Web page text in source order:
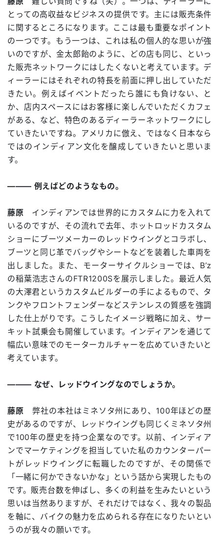
とっての高収益なビジネスの提供です。主には販売条件
に関するところになります。ここは最も重要なポイント
の一つです。もう一つは、これは私の個人的な思いが強
いのですが、金太郎飴のように、どの店も同じ、といっ
た販売ネットワークにはしたくないと考えています。デ
ィーラーにはそれぞれの特長を前面に押し出していただ
きたい。例えばイベントだったら誰にも負けない、と
か、店内スペースにはお客様に楽しんでいただくカフェ
がある、など、特色のあるディーラーネットワークにし
ていきたいですね。アメリカに倣え、ではなく日本なら
ではのインディアン文化を醸成していきたいと思いま
す。
――― 例えばどのようなもの。
藤原 インディアンでは世界的にカスタムに力を入れて
いるのですが、その流れで去年、ホットロッドカスタム
ショーにブーツメーカーのレッドウイングとコラボし、
ブーツと同じ革でバッグやシートなどを装着した車両を
出しました。また、モーターサイクルショーでは、B’z
の稲葉浩志さんのFTR1200Sを展示しました。最近人気
の大澤君というカスタムビルダーの手によるもので、タ
ンクやフロントフェンダーなどステンレスの質感を強調
した仕上がりです。こうしたイメージ戦略に加え、サー
キット試乗会も開催しています。インディアンを通じて
幅広い意味でのモーターカルチャーを広めていきたいと
考えています。
――― なぜ、レッドウイングなのでしょうか。
藤原 弊社の本社はミネソタ州にあり、100年ほどの歴
史があるのですが、レッドウイングも同じくミネソタ州
で100年の歴史を持つ企業なのです。以前、インディア
ンでマーケティングを担当していた私のカウンターパー
トがレッドウイングに転職したのですが、その関係で
「一緒に何かできないかな」という話から実現したもの
です。販売台数を伸ばし、多くの利益を生みたいという
思いは当然ありますが、それだけではなく、我々の製品
を軸に、バイクの魅力を広められる存在になりたいとい
うのが我々の願いです。